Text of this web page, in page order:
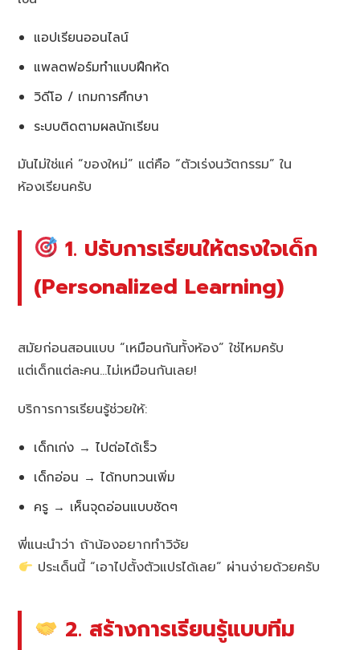
แอปเรียนออนไลน์
แพลตฟอร์มทำแบบฝึกหัด
วิดีโอ / เกมการศึกษา
ระบบติดตามผลนักเรียน
มันไม่ใช่แค่ “ของใหม่” แต่คือ “ตัวเร่งนวัตกรรม” ใน
ห้องเรียนครับ
1. ปรับการเรียนให้ตรงใจเด็ก
(Personalized Learning)
สมัยก่อนสอนแบบ “เหมือนกันทั้งห้อง” ใช่ไหมครับ
แต่เด็กแต่ละคน…ไม่เหมือนกันเลย!
บริการการเรียนรู้ช่วยให้:
เด็กเก่ง → ไปต่อได้เร็ว
เด็กอ่อน → ได้ทบทวนเพิ่ม
ครู → เห็นจุดอ่อนแบบชัดๆ
พี่แนะนำว่า ถ้าน้องอยากทำวิจัย
ประเด็นนี้ “เอาไปตั้งตัวแปรได้เลย” ผ่านง่ายด้วยครับ
2. สร้างการเรียนรู้แบบทีม